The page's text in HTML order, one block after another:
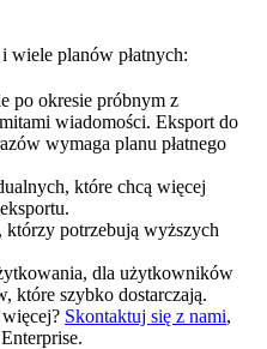
wiele planów płatnych:
po okresie próbnym z
wiadomości. Eksport do
wymaga planu płatnego
które chcą więcej
potrzebują wyższych
dla użytkowników
które szybko dostarczają.
Skontaktuj się z nami,